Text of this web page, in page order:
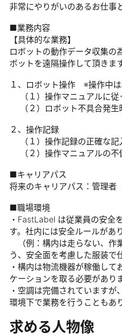
非常にやりがいのあるお仕事
■業務内容
【具体的な業務】
ロボットの動作データ収集の
ボットを遠隔操作して頂きます
１、ロボット操作 ※操作中
（１）操作マニュアルに従
（２）ロボット不具合発生
２、操作記録
（１）操作記録の正確な記
（２）操作マニュアルの不
■キャリアパス
将来のキャリアパス：管理者
■職場環境
・FastLabel は従業員の安全
す。社内には安全ルールがあ
（例：構内は走らない、作
う、安全面を考慮した服装で
・構内は物流機器が稼働して
ケーションを取る必要がありま
・空調は完備されていますが
環境下で業務を行うこともあ
求める人物像